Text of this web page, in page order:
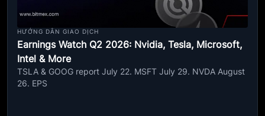
HƯỚNG DẪN GIAO DỊCH
Earnings Watch Q2 2026: Nvidia, Tesla, Microsoft,
Intel & More
TSLA & GOOG report July 22. MSFT July 29. NVDA August
26. EPS